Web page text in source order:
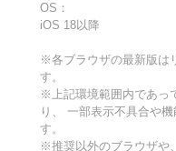
OS：
iOS 18以降
※各ブラウザの最新版は
す。
※上記環境範囲内であっ
り、 一部表示不具合や
す。
※推奨以外のブラウザや